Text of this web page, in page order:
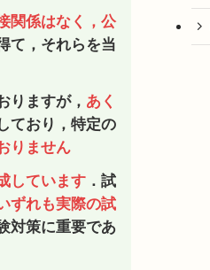
関係はなく，公
て，それらを当
りますが， あく
ており，特定の
りません
しています．試
ずれも実際の試
対策に重要であ